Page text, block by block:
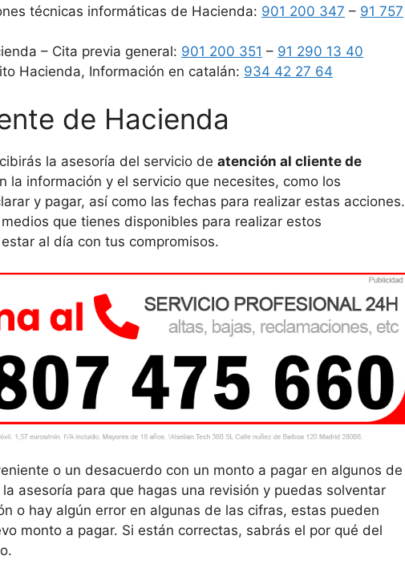
técnicas informáticas de Hacienda: 901 200 347 – 91 757
– Cita previa general: 901 200 351 – 91 290 13 40
Hacienda, Información en catalán: 934 42 27 64
de Hacienda
la asesoría del servicio de atención al cliente de
la información y el servicio que necesites, como los
y pagar, así como las fechas para realizar estas acciones.
que tienes disponibles para realizar estos
al día con tus compromisos.
o un desacuerdo con un monto a pagar en algunos de
asesoría para que hagas una revisión y puedas solventar
o hay algún error en algunas de las cifras, estas pueden
monto a pagar. Si están correctas, sabrás el por qué del